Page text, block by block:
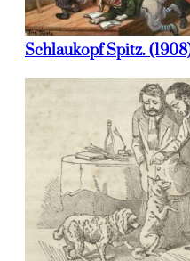
Schlaukopf Spitz.